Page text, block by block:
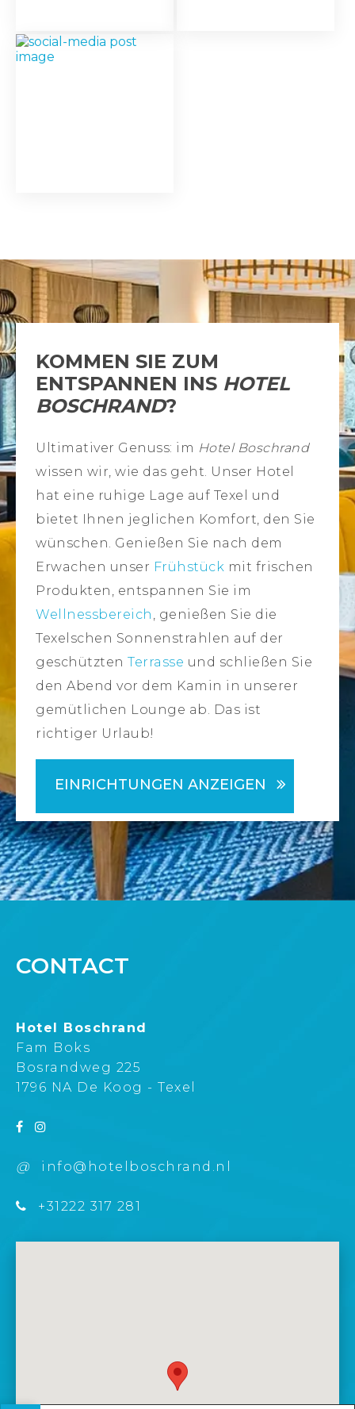
KOMMEN SIE ZUM
ENTSPANNEN INS HOTEL
BOSCHRAND?
Ultimativer Genuss: im Hotel Boschrand
wissen wir, wie das geht. Unser Hotel
hat eine ruhige Lage auf Texel und
bietet Ihnen jeglichen Komfort, den Sie
wünschen. Genießen Sie nach dem
Erwachen unser Frühstück mit frischen
Produkten, entspannen Sie im
Wellnessbereich , genießen Sie die
Texelschen Sonnenstrahlen auf der
geschützten Terrasse und schließen Sie
den Abend vor dem Kamin in unserer
gemütlichen Lounge ab. Das ist
richtiger Urlaub!
EINRICHTUNGEN ANZEIGEN
CONTACT
Hotel Boschrand
Fam Boks
Bosrandweg 225
1796 NA De Koog - Texel
@ info@hotelboschrand.nl
+31222 317 281